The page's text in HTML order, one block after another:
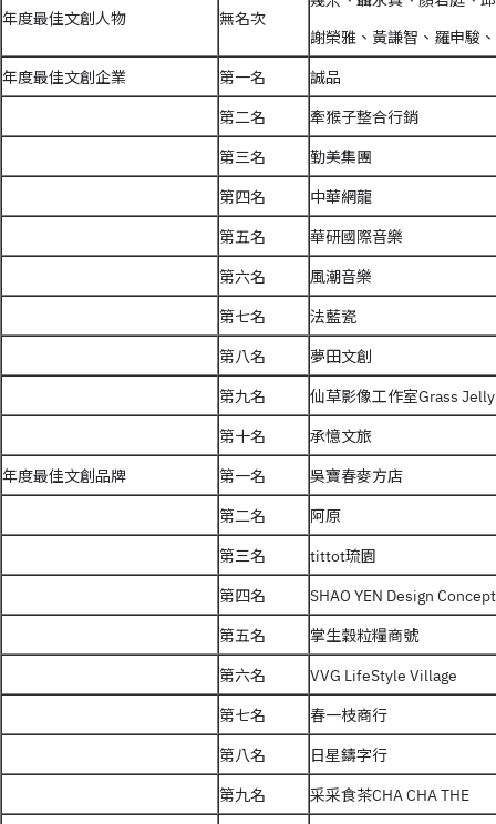
年度最佳文創人物 無名次
謝榮雅、 黃謙智、羅申駿
年度最佳文創企業
第一名
誠品
第二名
牽猴子整合行銷
第三名
勤美集團
第四名
中華網龍
第五名
華研國際音樂
第六名
風潮音樂
第七名
法藍瓷
第八名
夢田文創
第九名
仙草影像工作室Grass
第十名
承憶文旅
年度最佳文創品牌
第一名
吳寶春麥方店
第二名
阿原
第三名
tittot琉園
第四名
SHAO YEN Design
第五名
掌生穀粒糧商號
第六名
VVG LifeStyle Village
第七名
春一枝商行
第八名
日星鑄字行
第九名
采采食茶CHA CHA THE